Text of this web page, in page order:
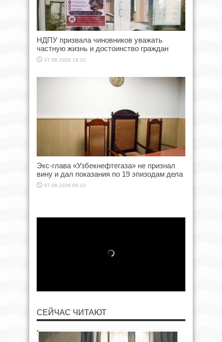
НДПУ призвала чиновников уважать
частную жизнь и достоинство граждан
07.08.2026 19:10
Экс-глава «Узбекнефтегаза» не признал
вину и дал показания по 19 эпизодам дела
07.08.2026 05:10
СЕЙЧАС ЧИТАЮТ